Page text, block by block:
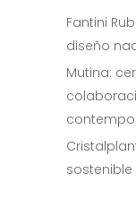
Fantini
diseño
Mutina: